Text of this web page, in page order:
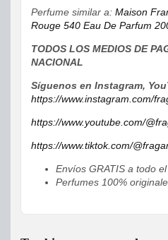
Perfume similar a: Maison
Rouge 540 Eau De Parfum
TODOS LOS MEDIOS DE
NACIONAL
Síguenos en Instagram,
https://www.instagram.com/
https://www.youtube.com/
https://www.tiktok.com/
Envíos GRATIS a todo
Perfumes 100%